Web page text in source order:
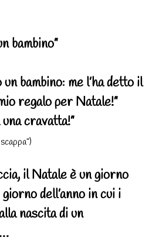
bambino”
bambino: me l’ha detto il
regalo per Natale!”
cravatta!”
il Natale è un giorno
dell’anno in cui i
nascita di un